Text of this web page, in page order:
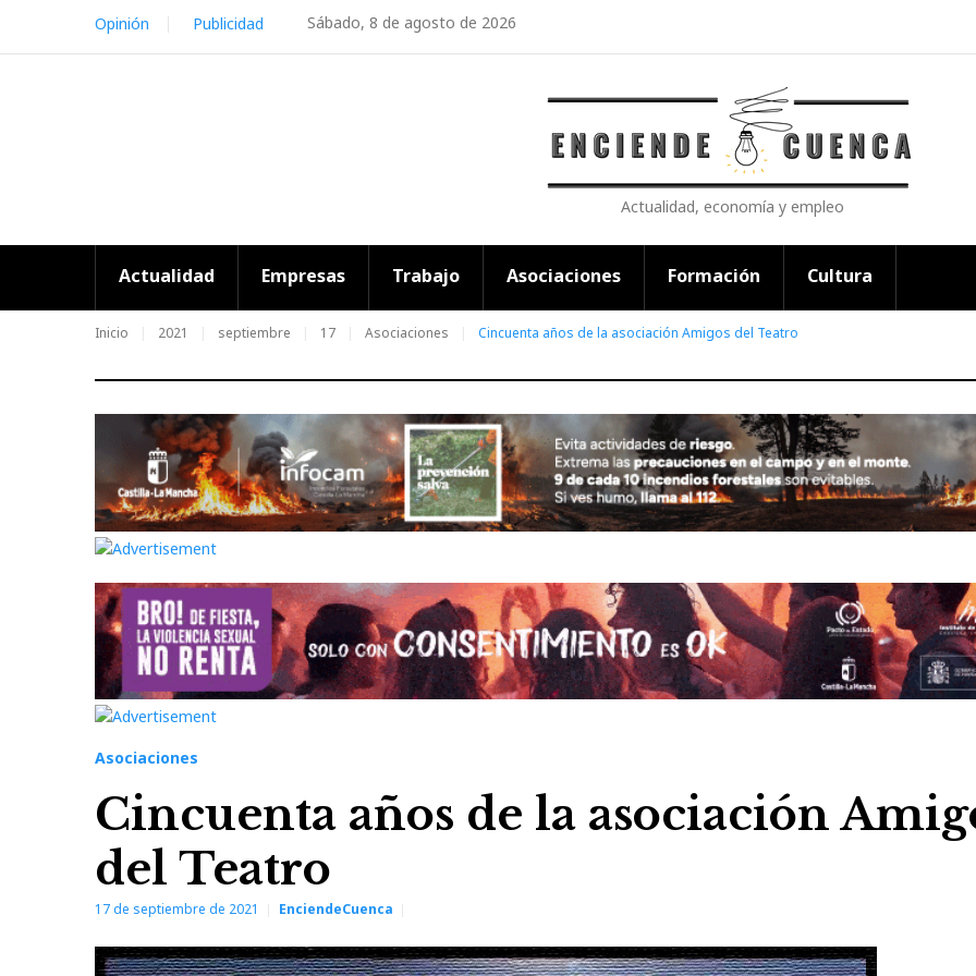
content
Sábado, 8 de agosto de 2026
Opinión Publicidad
Actualidad, economía y empleo
Actualidad Empresas Trabajo Asociaciones Formación Cultura
Inicio 2021 septiembre 17 Asociaciones Cincuenta años de la asociación Amigos del Teatro
Asociaciones
Cincuenta años de la asociación
del Teatro
17 de septiembre de 2021 EnciendeCuenca